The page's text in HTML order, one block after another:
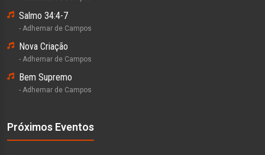
Salmo 34:4-7
- Adhemar de Campos
Nova Criação
- Adhemar de Campos
Bem Supremo
- Adhemar de Campos
Próximos Eventos